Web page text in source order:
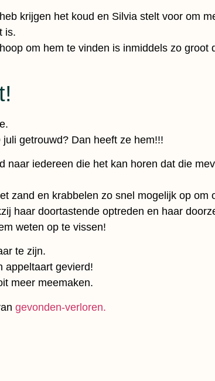
krijgen het koud en Silvia stelt voor om
is.
om hem te vinden is inmiddels zo groot
getrouwd? Dan heeft ze hem!!!
naar iedereen die het kan horen dat die
zand en krabbelen zo snel mogelijk op om
haar doortastende optreden en haar
weten op te vissen!
te zijn.
appeltaart gevierd!
meer meemaken.
gevonden-verloren.